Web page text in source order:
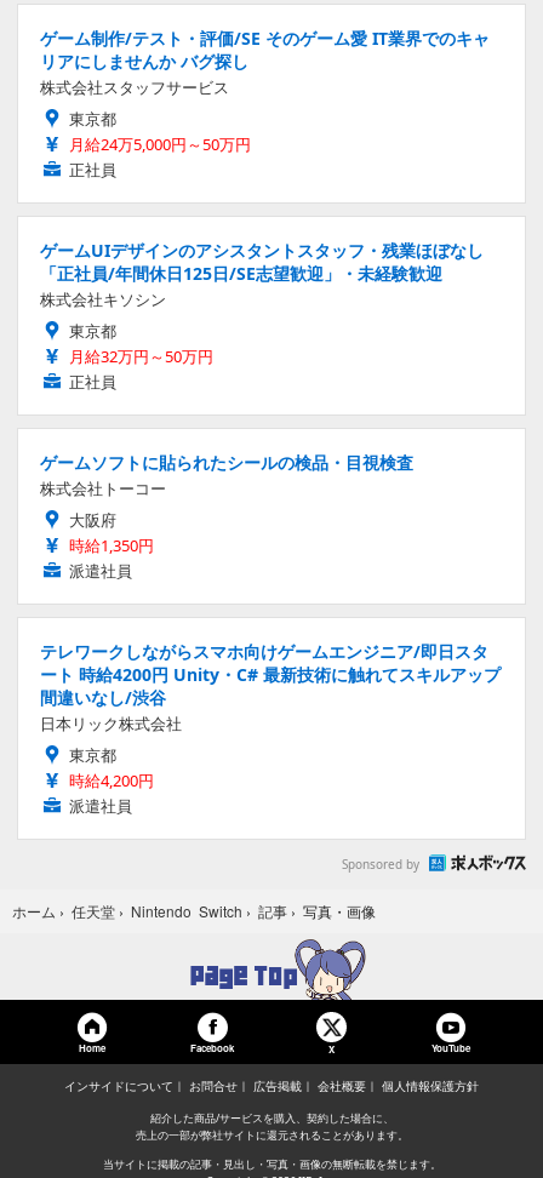
ゲーム制作/テスト・評価/SE そのゲーム愛 IT業界でのキャ
リアにしませんか バグ探し
株式会社スタッフサービス
東京都
月給24万5,000円～50万円
正社員
ゲームUIデザインのアシスタントスタッフ・残業ほぼなし
「正社員/年間休日125日/SE志望歓迎」・未経験歓迎
株式会社キソシン
東京都
月給32万円～50万円
正社員
ゲームソフトに貼られたシールの検品・目視検査
株式会社トーコー
大阪府
時給1,350円
派遣社員
テレワークしながらスマホ向けゲームエンジニア/即日スタ
ート 時給4200円 Unity・C# 最新技術に触れてスキルアップ
間違いなし/渋谷
日本リック株式会社
東京都
時給4,200円
派遣社員
Sponsored by
ホーム › 任天堂 › Nintendo Switch › 記事 › 写真・画像
Home Facebook X YouTube
インサイドについて お問合せ 広告掲載 会社概要 個人情報保護方針
紹介した商品/サービスを購入、契約した場合に、
売上の一部が弊社サイトに還元されることがあります。
当サイトに掲載の記事・見出し・写真・画像の無断転載を禁じます。